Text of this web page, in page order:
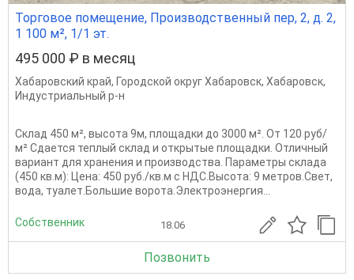
Торговое помещение, Производственный пер, 2, д. 2,
1 100 м², 1/1 эт.
495 000 ₽ в месяц
Хабаровский край, Городской округ Хабаровск, Хабаровск,
Индустриальный р-н
Склад 450 м², высота 9м, площадки до 3000 м². От 120 руб/
м² Сдается теплый склад и открытые площадки. Отличный
вариант для хранения и производства. Параметры склада
(450 кв.м): Цена: 450 руб./кв.м с НДС.Высота: 9 метров.Свет,
вода, туалет.Большие ворота.Электроэнергия...
Собственник 18.06
Позвонить